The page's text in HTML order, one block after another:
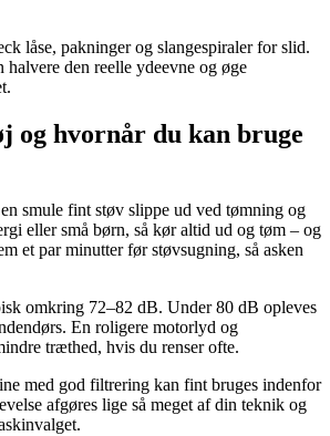
låse, pakninger og slangespiraler for slid.
den reelle ydeevne og øge
og hvornår du kan bruge
smule fint støv slippe ud ved tømning og
eller små børn, så kør altid ud og tøm – og
et par minutter før støvsugning, så asken
omkring 72–82 dB. Under 80 dB opleves
En roligere motorlyd og
træthed, hvis du renser ofte.
med god filtrering kan fint bruges indenfor
afgøres lige så meget af din teknik og